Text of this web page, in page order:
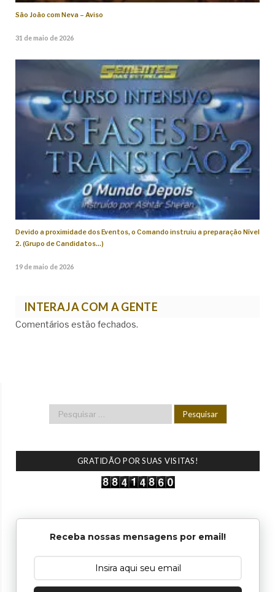
São João com Neva – Aviso
31 de maio de 2026
Devido a proximidade dos Eventos, o Comando instruiu a preparação Nível
2. (Grupo de Candidatos…)
19 de maio de 2026
INTERAJA COM A GENTE
Comentários estão fechados.
GRATIDÃO POR SUAS VISITAS!
Receba nossas mensagens por email!